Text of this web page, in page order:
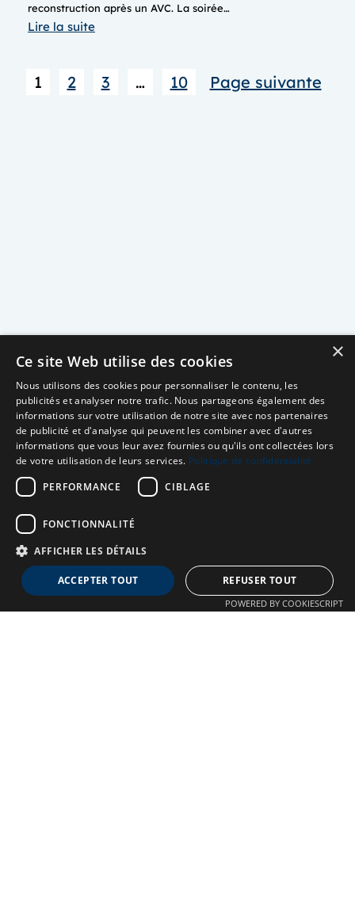
reconstruction après un AVC. La soirée…
Lire la suite:
de
1 2 3 … 10 Page suivante
Neuro MAV France
Association dédiée aux patients souffrant de Malformations
×
Ce site Web utilise des cookies
Nous utilisons des cookies pour personnaliser le contenu, les
publicités et analyser notre trafic. Nous partageons également des
informations sur votre utilisation de notre site avec nos partenaires
de publicité et d'analyse qui peuvent les combiner avec d'autres
informations que vous leur avez fournies ou qu'ils ont collectées lors
de votre utilisation de leurs services. Politique de confidentialité
PERFORMANCE
CIBLAGE
FONCTIONNALITÉ
AFFICHER LES DÉTAILS
ACCEPTER TOUT REFUSER TOUT
POWERED BY COOKIESCRIPT